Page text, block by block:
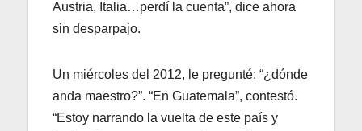
Austria, Italia…perdí la cuenta”, dice ahora
sin desparpajo.
Un miércoles del 2012, le pregunté: “¿dónde
anda maestro?”. “En Guatemala”, contestó.
“Estoy narrando la vuelta de este país y